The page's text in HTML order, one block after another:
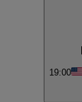
19:00